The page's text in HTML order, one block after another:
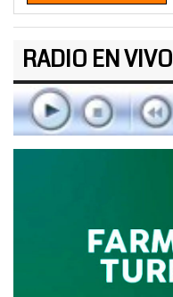
RADIO EN VIVO